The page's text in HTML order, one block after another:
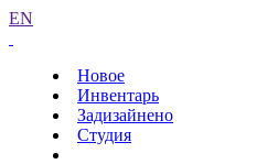
EN
Новое
Инвентарь
Задизайнено
Студия